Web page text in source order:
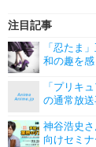
注目記事
「忍たま
和の趣を
「プリキ
の通常放
神谷浩史
向けセミ